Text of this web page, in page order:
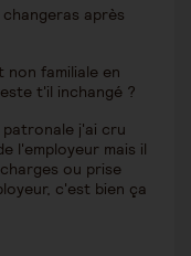
après
familiale en
t'il inchangé ?
j'ai cru
l'employeur mais il
ou prise
c'est bien ça